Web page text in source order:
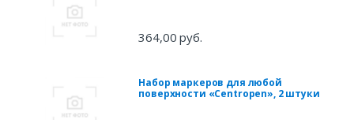
364,00 руб.
Набор маркеров для любой
поверхности «Centropen», 2 штуки